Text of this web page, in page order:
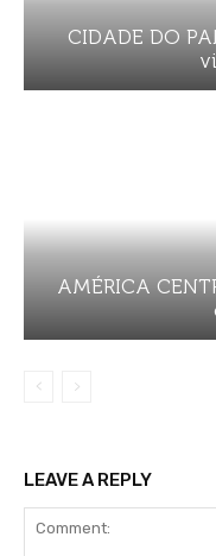
CIDADE DO
AMÉRICA
LEAVE A REPLY